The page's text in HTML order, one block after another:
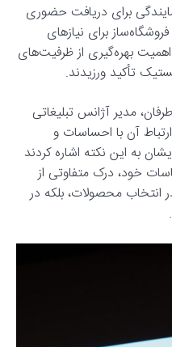
برای دریافت حضوری
برای نیازهای
اهمیت بهره‌گیری از ظرفیت‌های
تأکید ورزیدند.
مدیر آژانس تبلیغاتی
آن با احساسات و
به این نکته اشاره کردند
خود، درک متفاوتی از
انتخاب محصولات، بلکه در